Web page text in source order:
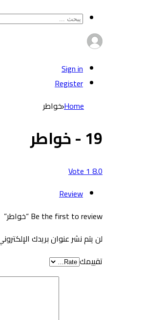
Search
Sign in
Register
Homeخواطر
19 - خواطر
8.0
1
Vote
Review
Be the first to review “خواطر”
لن يتم نشر عنوان بريدك
تقييمك